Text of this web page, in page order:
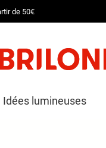
de 50€
Idées lumineuses